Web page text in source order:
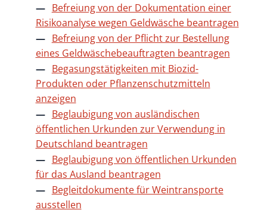
Befreiung von der Dokumentation einer
Risikoanalyse wegen Geldwäsche beantragen
Befreiung von der Pflicht zur Bestellung
eines Geldwäschebeauftragten beantragen
Begasungstätigkeiten mit Biozid-
Produkten oder Pflanzenschutzmitteln
anzeigen
Beglaubigung von ausländischen
öffentlichen Urkunden zur Verwendung in
Deutschland beantragen
Beglaubigung von öffentlichen Urkunden
für das Ausland beantragen
Begleitdokumente für Weintransporte
ausstellen